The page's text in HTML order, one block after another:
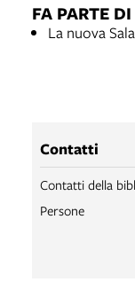
FA PARTE DI
La nuova
Contatti
Contatti della
Persone